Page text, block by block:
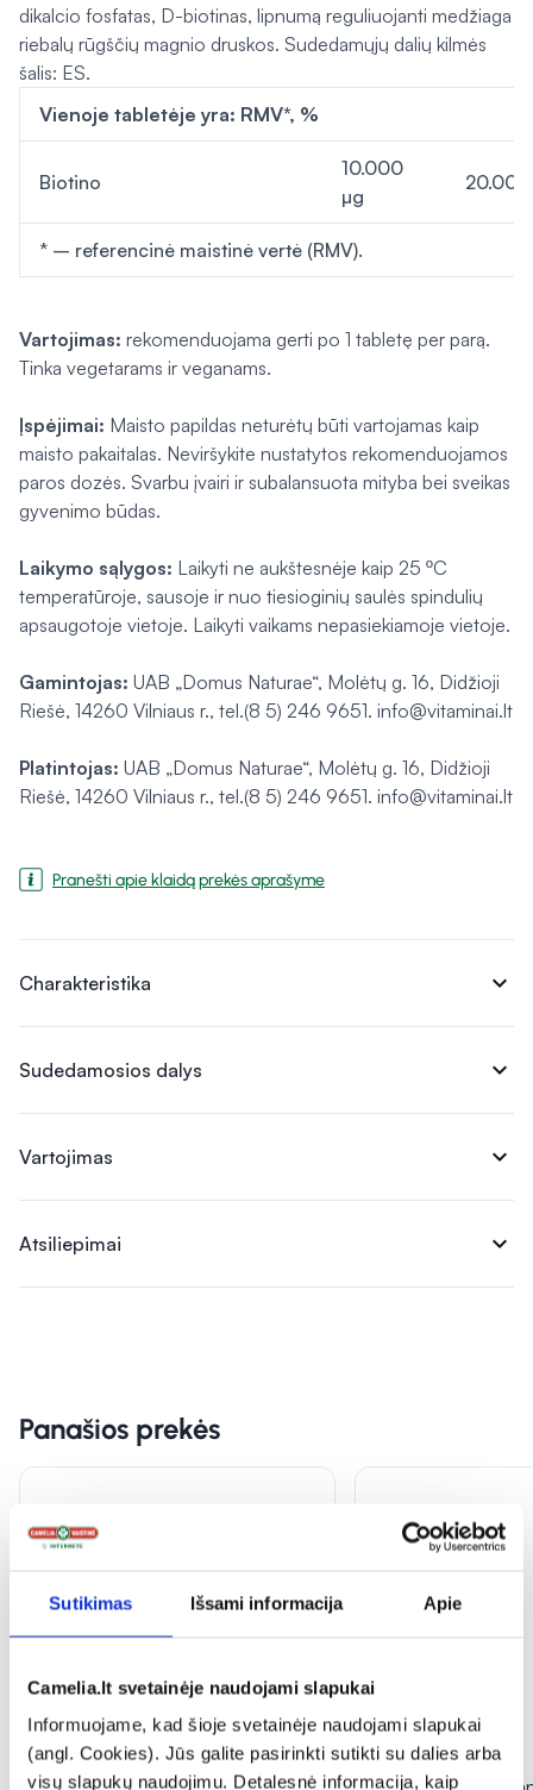
Sutikimas Išsami informacija Apie
Camelia.lt svetainėje naudojami slapukai
Informuojame, kad šioje svetainėje naudojami slapukai
(angl. Cookies). Jūs galite pasirinkti sutikti su dalies arba
visų slapukų naudojimu. Detalesnė informacija, kaip
dikalcio fosfatas, D-biotinas, lipnumą reguliuojanti medžiaga
riebalų rūgščių magnio druskos. Sudedamųjų dalių kilmės
šalis: ES.
Vienoje tabletėje yra: RMV*, %
Biotino
10.000
µg
20.000
* – referencinė maistinė vertė (RMV).
Vartojimas: rekomenduojama gerti po 1 tabletę per parą.
Tinka vegetarams ir veganams.
Įspėjimai: Maisto papildas neturėtų būti vartojamas kaip
maisto pakaitalas. Neviršykite nustatytos rekomenduojamos
paros dozės. Svarbu įvairi ir subalansuota mityba bei sveikas
gyvenimo būdas.
Laikymo sąlygos: Laikyti ne aukštesnėje kaip 25 ºC
temperatūroje, sausoje ir nuo tiesioginių saulės spindulių
apsaugotoje vietoje. Laikyti vaikams nepasiekiamoje vietoje.
Gamintojas: UAB „Domus Naturae“, Molėtų g. 16, Didžioji
Riešė, 14260 Vilniaus r., tel.(8 5) 246 9651. info@vitaminai.lt
Platintojas: UAB „Domus Naturae“, Molėtų g. 16, Didžioji
Riešė, 14260 Vilniaus r., tel.(8 5) 246 9651. info@vitaminai.lt
Pranešti apie klaidą prekės aprašyme
Charakteristika expand_more
Sudedamosios dalys expand_more
Vartojimas expand_more
Atsiliepimai expand_more
Panašios prekės
1+1